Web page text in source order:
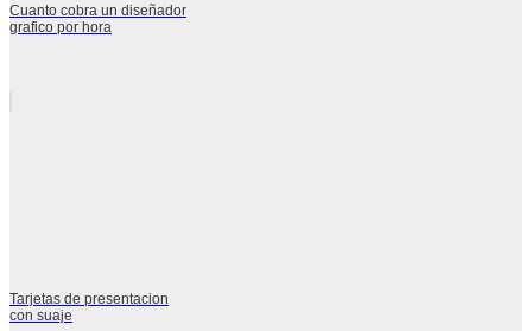
Cuanto cobra un diseñador
grafico por hora
Tarjetas de presentacion
con suaje